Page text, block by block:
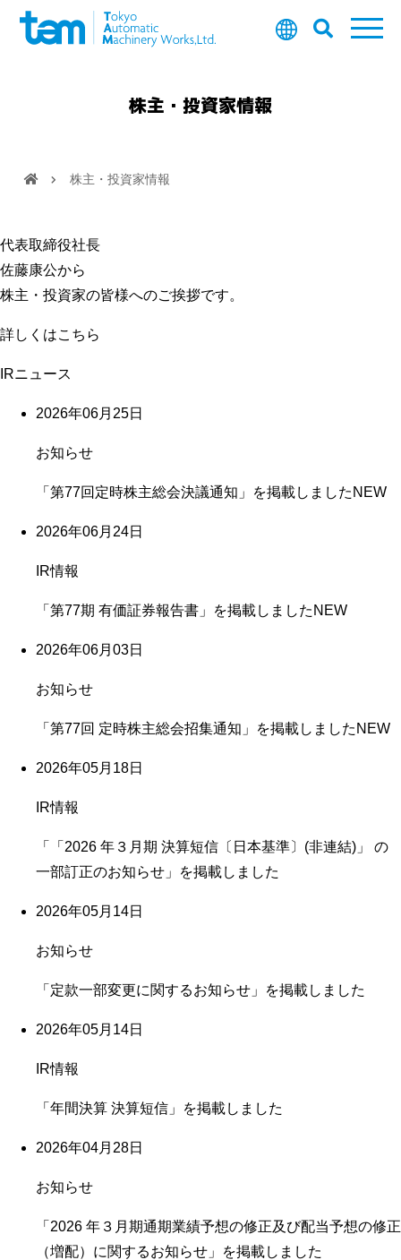
株主・投資家情報
株主・投資家情報
代表取締役社長
佐藤康公から
株主・投資家の皆様へのご挨拶です。
詳しくはこちら
IRニュース
2026年06月25日
お知らせ
「第77回定時株主総会決議通知」を掲載しました NEW
2026年06月24日
IR情報
「第77期 有価証券報告書」を掲載しました NEW
2026年06月03日
お知らせ
「第77回 定時株主総会招集通知」を掲載しました NEW
2026年05月18日
IR情報
「「2026 年３月期 決算短信〔日本基準〕(非連結)」 の
一部訂正のお知らせ」を掲載しました
2026年05月14日
お知らせ
「定款一部変更に関するお知らせ」を掲載しました
2026年05月14日
IR情報
「年間決算 決算短信」を掲載しました
2026年04月28日
お知らせ
「2026 年３月期通期業績予想の修正及び配当予想の修正
（増配）に関するお知らせ」を掲載しました